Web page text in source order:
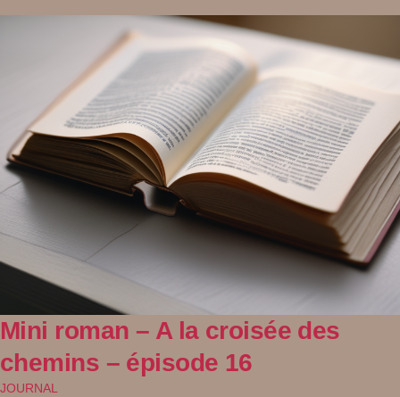
Mini roman – A la croisée des
chemins – épisode 16
JOURNAL